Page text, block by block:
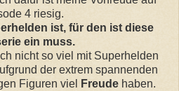
4 riesig.
ist, für den ist diese
ein muss.
nicht so viel mit Superhelden
der extrem spannenden
Figuren viel
Freude haben.